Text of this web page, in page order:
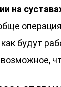
на
будут